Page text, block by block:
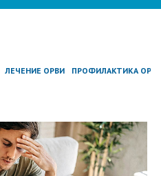
ЛЕЧЕНИЕ ОРВИ ПРОФИЛАКТИКА ОРВИ